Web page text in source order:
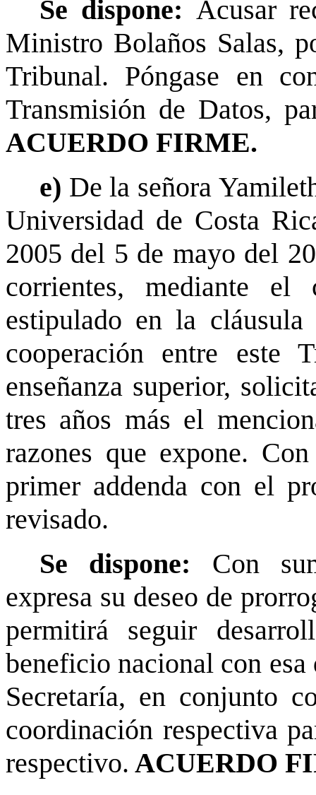
Se dispone: Acusar
Ministro Bolaños Salas,
Tribunal. Póngase en
Transmisión de Datos,
ACUERDO FIRME.
e) De la señora
Universidad de Costa
2005 del 5 de mayo del
corrientes, mediante
estipulado en la
cooperación entre este
enseñanza superior,
tres años más el
razones que expone.
primer addenda con el
revisado.
Se dispone: Con
expresa su deseo de
permitirá seguir
beneficio nacional con
Secretaría, en conjunto
coordinación respectiva
respectivo. ACUERDO